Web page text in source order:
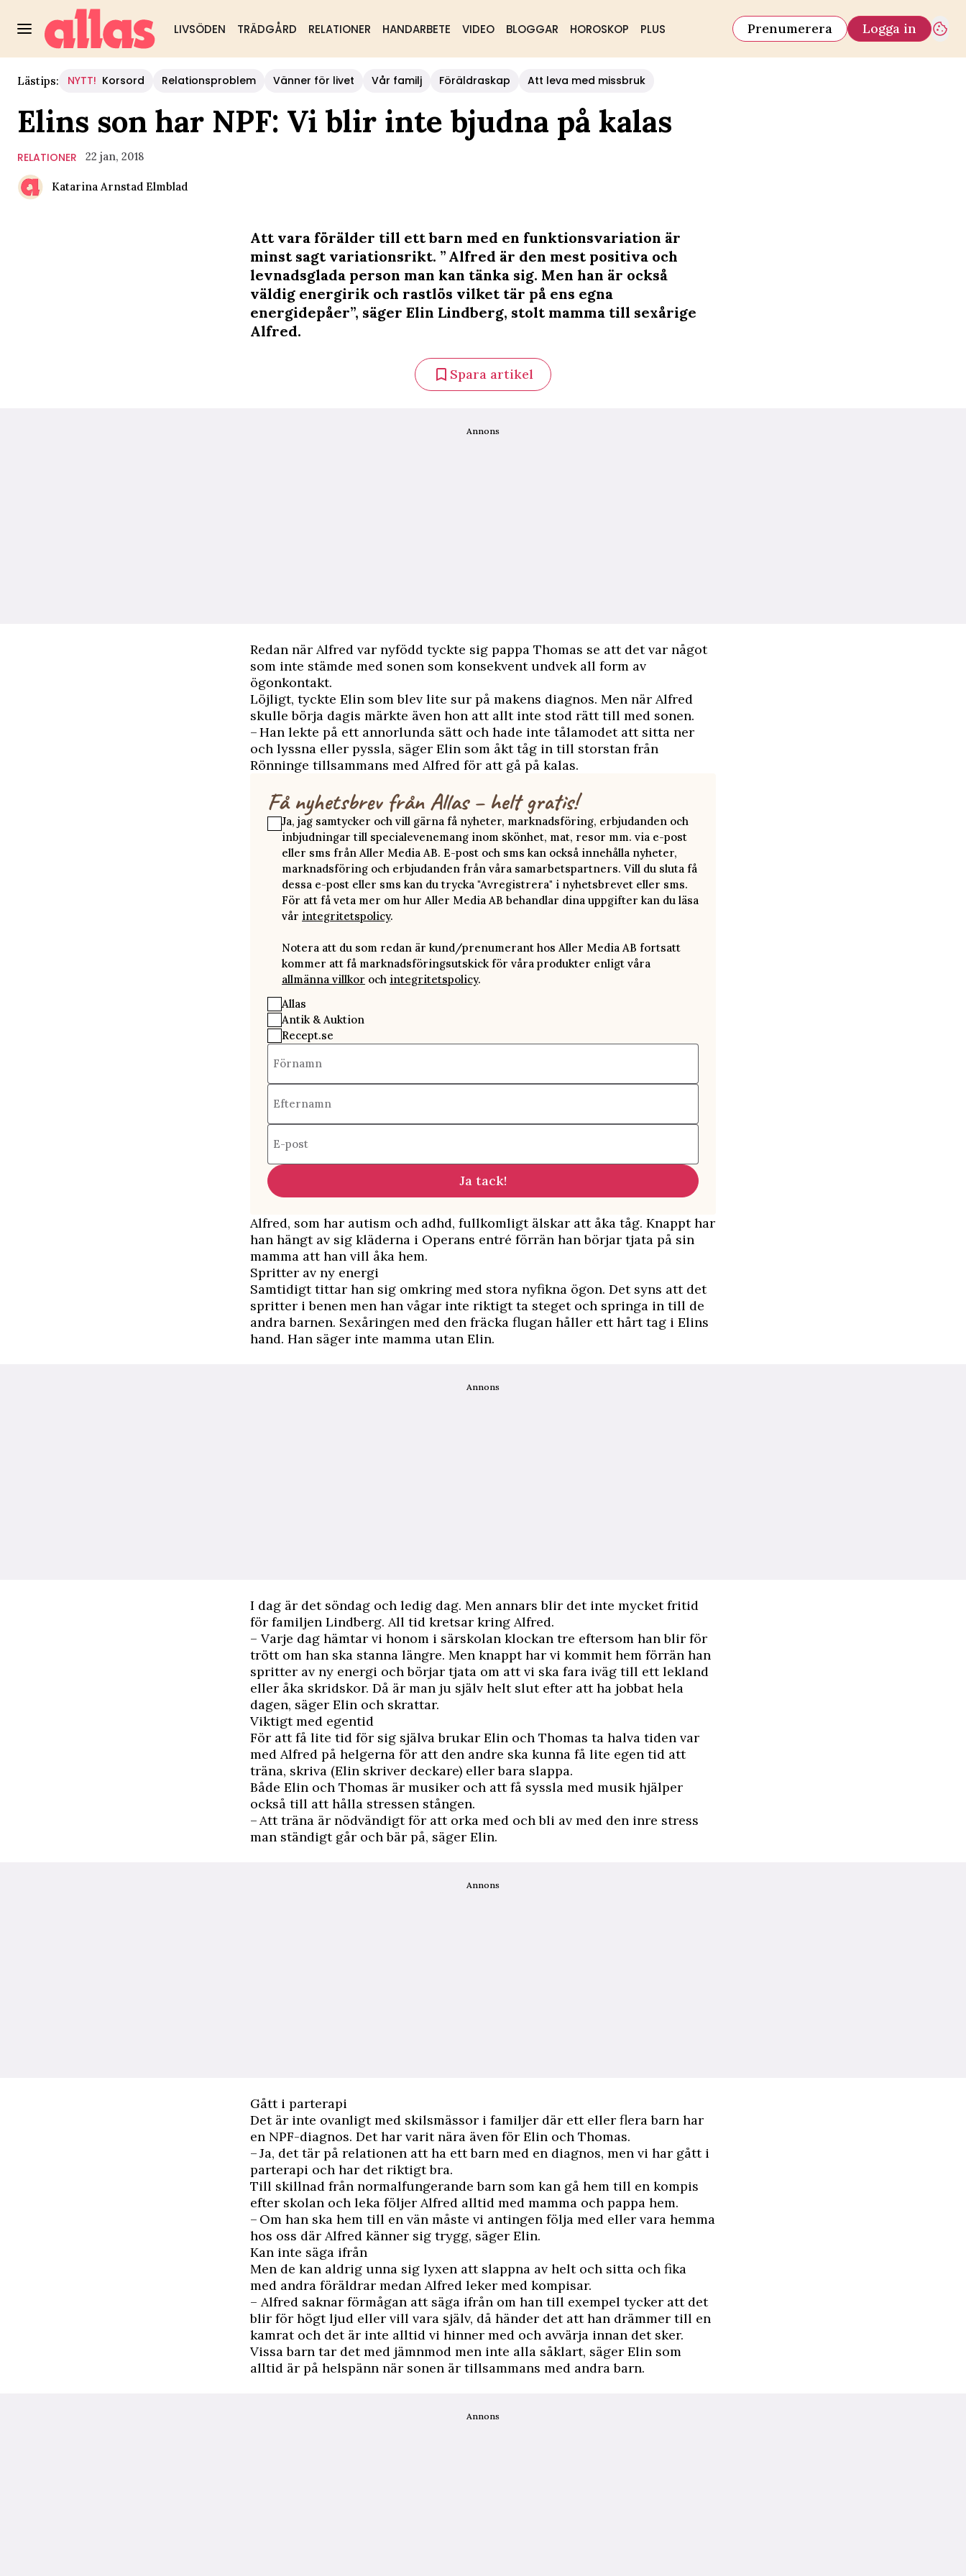
LIVSÖDEN TRÄDGÅRD RELATIONER HANDARBETE VIDEO BLOGGAR HOROSKOP PLUS Prenumerera Logga in
Lästips: NYTT! Korsord Relationsproblem Vänner för livet Vår familj Föräldraskap Att leva med missbruk
Elins son har NPF: Vi blir inte bjudna på kalas
RELATIONER 22 jan, 2018
Katarina Arnstad Elmblad
Att vara förälder till ett barn med en funktionsvariation är
minst sagt variationsrikt. ” Alfred är den mest positiva och
levnadsglada person man kan tänka sig. Men han är också
väldig energirik och rastlös vilket tär på ens egna
energidepåer”, säger Elin Lindberg, stolt mamma till sexårige
Alfred.
Spara artikel
Annons
Redan när Alfred var nyfödd tyckte sig pappa Thomas se att det var något
som inte stämde med sonen som konsekvent undvek all form av
ögonkontakt.
Löjligt, tyckte Elin som blev lite sur på makens diagnos. Men när Alfred
skulle börja dagis märkte även hon att allt inte stod rätt till med sonen.
– Han lekte på ett annorlunda sätt och hade inte tålamodet att sitta ner
och lyssna eller pyssla, säger Elin som åkt tåg in till storstan från
Rönninge tillsammans med Alfred för att gå på kalas.
Få nyhetsbrev från Allas – helt gratis!
Ja, jag samtycker och vill gärna få nyheter, marknadsföring, erbjudanden och
inbjudningar till specialevenemang inom skönhet, mat, resor mm. via e-post
eller sms från Aller Media AB. E-post och sms kan också innehålla nyheter,
marknadsföring och erbjudanden från våra samarbetspartners. Vill du sluta få
dessa e-post eller sms kan du trycka "Avregistrera" i nyhetsbrevet eller sms.
För att få veta mer om hur Aller Media AB behandlar dina uppgifter kan du läsa
vår integritetspolicy.
Notera att du som redan är kund/prenumerant hos Aller Media AB fortsatt
kommer att få marknadsföringsutskick för våra produkter enligt våra
allmänna villkor och integritetspolicy.
Allas
Antik & Auktion
Recept.se
Förnamn
Efternamn
E-post
Ja tack!
Alfred, som har autism och adhd, fullkomligt älskar att åka tåg. Knappt har
han hängt av sig kläderna i Operans entré förrän han börjar tjata på sin
mamma att han vill åka hem.
Spritter av ny energi
Samtidigt tittar han sig omkring med stora nyfikna ögon. Det syns att det
spritter i benen men han vågar inte riktigt ta steget och springa in till de
andra barnen. Sexåringen med den fräcka flugan håller ett hårt tag i Elins
hand. Han säger inte mamma utan Elin.
Annons
I dag är det söndag och ledig dag. Men annars blir det inte mycket fritid
för familjen Lindberg. All tid kretsar kring Alfred.
– Varje dag hämtar vi honom i särskolan klockan tre eftersom han blir för
trött om han ska stanna längre. Men knappt har vi kommit hem förrän han
spritter av ny energi och börjar tjata om att vi ska fara iväg till ett lekland
eller åka skridskor. Då är man ju själv helt slut efter att ha jobbat hela
dagen, säger Elin och skrattar.
Viktigt med egentid
För att få lite tid för sig själva brukar Elin och Thomas ta halva tiden var
med Alfred på helgerna för att den andre ska kunna få lite egen tid att
träna, skriva (Elin skriver deckare) eller bara slappa.
Både Elin och Thomas är musiker och att få syssla med musik hjälper
också till att hålla stressen stången.
– Att träna är nödvändigt för att orka med och bli av med den inre stress
man ständigt går och bär på, säger Elin.
Annons
Gått i parterapi
Det är inte ovanligt med skilsmässor i familjer där ett eller flera barn har
en NPF-diagnos. Det har varit nära även för Elin och Thomas.
– Ja, det tär på relationen att ha ett barn med en diagnos, men vi har gått i
parterapi och har det riktigt bra.
Till skillnad från normalfungerande barn som kan gå hem till en kompis
efter skolan och leka följer Alfred alltid med mamma och pappa hem.
– Om han ska hem till en vän måste vi antingen följa med eller vara hemma
hos oss där Alfred känner sig trygg, säger Elin.
Kan inte säga ifrån
Men de kan aldrig unna sig lyxen att slappna av helt och sitta och fika
med andra föräldrar medan Alfred leker med kompisar.
– Alfred saknar förmågan att säga ifrån om han till exempel tycker att det
blir för högt ljud eller vill vara själv, då händer det att han drämmer till en
kamrat och det är inte alltid vi hinner med och avvärja innan det sker.
Vissa barn tar det med jämnmod men inte alla såklart, säger Elin som
alltid är på helspänn när sonen är tillsammans med andra barn.
Annons